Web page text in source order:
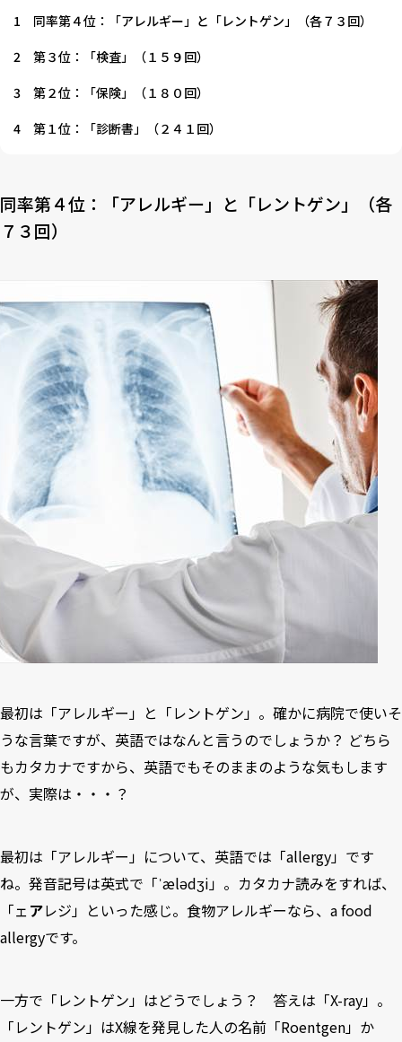
1
同率第４位：「アレルギー」と「レントゲン」（各７３回）
2
第３位：「検査」（１５９回）
3
第２位：「保険」（１８０回）
4
第１位：「診断書」（２４１回）
同率第４位：「アレルギー」と「レントゲン」（各
７３回）
最初は「アレルギー」と「レントゲン」。確かに病院で使いそ
うな言葉ですが、英語ではなんと言うのでしょうか？ どちら
もカタカナですから、英語でもそのままのような気もします
が、実際は・・・？
最初は「アレルギー」について、英語では「allergy」です
ね。発音記号は英式で「ˈælədʒi」。カタカナ読みをすれば、
「ェアレジ」といった感じ。食物アレルギーなら、a food
allergyです。
一方で「レントゲン」はどうでしょう？ 答えは「X-ray」。
「レントゲン」はX線を発見した人の名前「Roentgen」か